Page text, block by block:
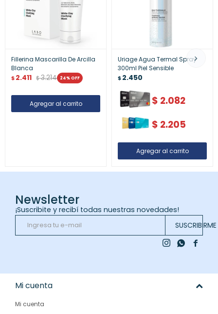
Fillerina Mascarilla De Arcilla
Blanca
$2.411 $3.214 24
Uriage Agua Termal Spray
300ml Piel Sensible
$2.450
$ 2.082
$ 2.205
Newsletter
¡Suscribite y recibí todas nuestras novedades!
SUSCRIBIRME

 
Mi cuenta
Mi cuenta